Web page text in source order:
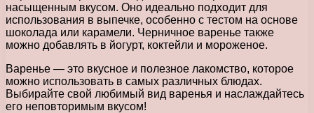
насыщенным вкусом. Оно идеально подходит для
использования в выпечке, особенно с тестом на основе
шоколада или карамели. Черничное варенье также
можно добавлять в йогурт, коктейли и мороженое.
Варенье — это вкусное и полезное лакомство, которое
можно использовать в самых различных блюдах.
Выбирайте свой любимый вид варенья и наслаждайтесь
его неповторимым вкусом!